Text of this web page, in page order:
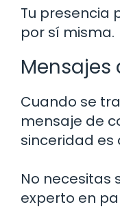
Tu presencia
por sí misma.
Cuando se
mensaje de
sinceridad es
No necesitas
experto en